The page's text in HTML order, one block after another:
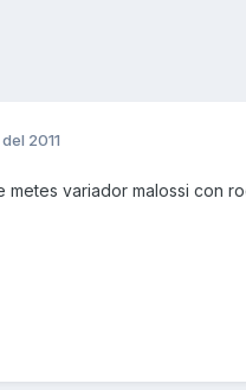
2011
metes variador malossi con